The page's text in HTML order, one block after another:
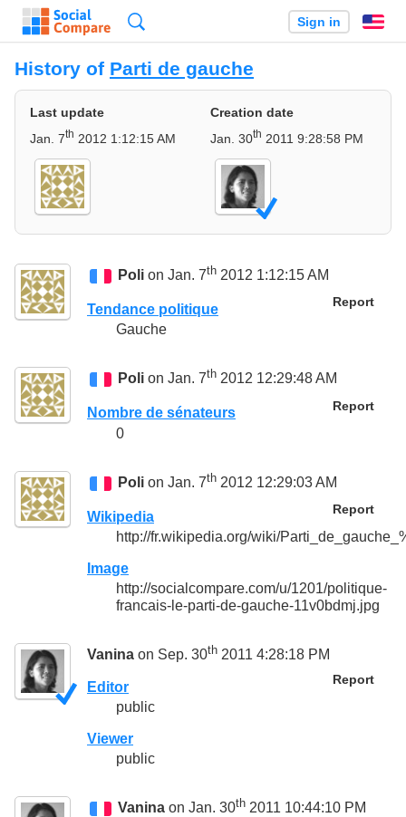
Sign in
History of Parti de gauche
Last update
Jan. 7th 2012 1:12:15 AM
Creation date
Jan. 30th 2011 9:28:58 PM
Poli on Jan. 7th 2012 1:12:15 AM
Report
Tendance politique
Gauche
Poli on Jan. 7th 2012 12:29:48 AM
Report
Nombre de sénateurs
0
Poli on Jan. 7th 2012 12:29:03 AM
Report
Wikipedia
http://fr.wikipedia.org/wiki/
Image
http://socialcompare.com/u/1201/politique-
francais-le-parti-de-gauche-11v0bdmj.jpg
Vanina on Sep. 30th 2011 4:28:18 PM
Report
Editor
public
Viewer
public
Vanina on Jan. 30th 2011 10:44:10 PM